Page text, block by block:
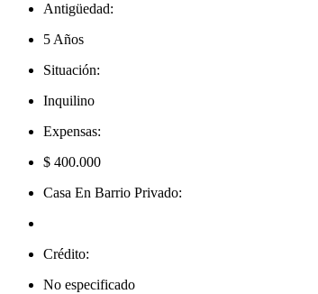
Antigüedad:
5 Años
Situación:
Inquilino
Expensas:
$ 400.000
Casa En Barrio Privado:
Crédito:
No especificado